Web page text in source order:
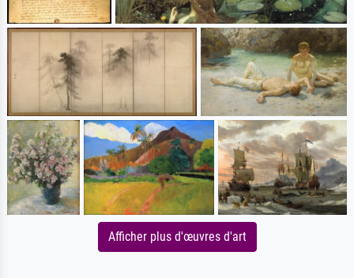
Afficher plus d'œuvres d'art